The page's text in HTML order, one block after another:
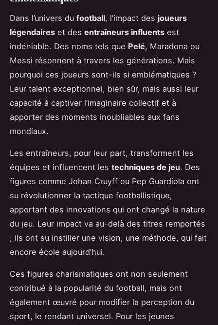
Dans l’univers du football, l’impact des joueurs
légendaires et des entraîneurs influents est
indéniable. Des noms tels que Pelé, Maradona ou
Messi résonnent à travers les générations. Mais
pourquoi ces joueurs sont-ils si emblématiques ?
Leur talent exceptionnel, bien sûr, mais aussi leur
capacité à captiver l’imaginaire collectif et à
apporter des moments inoubliables aux fans
mondiaux.
Les entraîneurs, pour leur part, transforment les
équipes et influencent les techniques de jeu. Des
figures comme Johan Cruyff ou Pep Guardiola ont
su révolutionner la tactique footballistique,
apportant des innovations qui ont changé la nature
du jeu. Leur impact va au-delà des titres remportés
; ils ont su instiller une vision, une méthode, qui fait
encore école aujourd’hui.
Ces figures charismatiques ont non seulement
contribué à la popularité du football, mais ont
également œuvré pour modifier la perception du
sport, le rendant universel. Pour les jeunes